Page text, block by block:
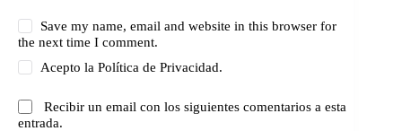
Save my name, email and website in this browser for
the next time I comment.
Acepto laPolítica de Privacidad.
Recibir un email con los siguientes comentarios a esta
entrada.